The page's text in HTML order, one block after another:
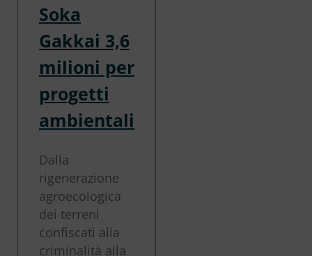
Soka
Gakkai 3,6
milioni per
progetti
ambientali
Dalla
rigenerazione
agroecologica
dei terreni
confiscati alla
criminalità alla